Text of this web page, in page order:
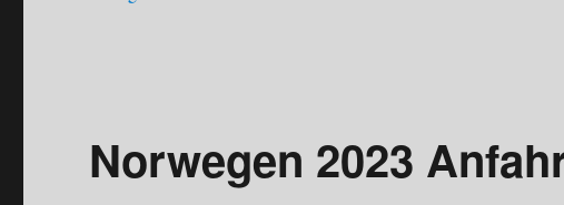
Norwegen 2023